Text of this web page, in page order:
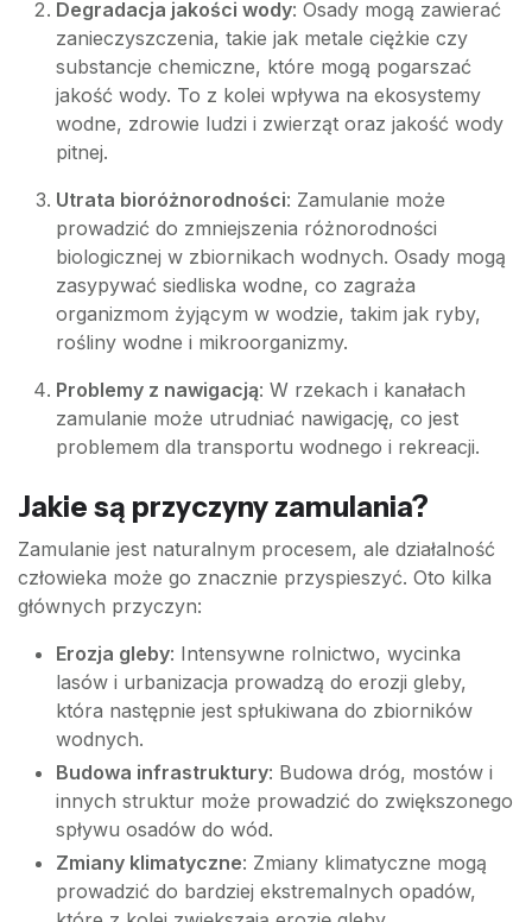
Degradacja jakości wody: Osady mogą zawierać
zanieczyszczenia, takie jak metale ciężkie czy
substancje chemiczne, które mogą pogarszać
jakość wody. To z kolei wpływa na ekosystemy
wodne, zdrowie ludzi i zwierząt oraz jakość wody
pitnej.
Utrata bioróżnorodności: Zamulanie może
prowadzić do zmniejszenia różnorodności
biologicznej w zbiornikach wodnych. Osady mogą
zasypywać siedliska wodne, co zagraża
organizmom żyjącym w wodzie, takim jak ryby,
rośliny wodne i mikroorganizmy.
Problemy z nawigacją: W rzekach i kanałach
zamulanie może utrudniać nawigację, co jest
problemem dla transportu wodnego i rekreacji.
Jakie są przyczyny zamulania?
Zamulanie jest naturalnym procesem, ale działalność
człowieka może go znacznie przyspieszyć. Oto kilka
głównych przyczyn:
Erozja gleby: Intensywne rolnictwo, wycinka
lasów i urbanizacja prowadzą do erozji gleby,
która następnie jest spłukiwana do zbiorników
wodnych.
Budowa infrastruktury: Budowa dróg, mostów i
innych struktur może prowadzić do zwiększonego
spływu osadów do wód.
Zmiany klimatyczne: Zmiany klimatyczne mogą
prowadzić do bardziej ekstremalnych opadów,